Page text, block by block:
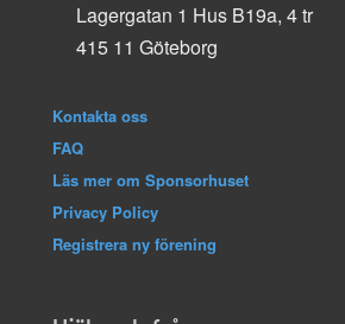
Lagergatan 1 Hus B19a, 4 tr
415 11 Göteborg
Kontakta oss
FAQ
Läs mer om Sponsorhuset
Privacy Policy
Registrera ny förening